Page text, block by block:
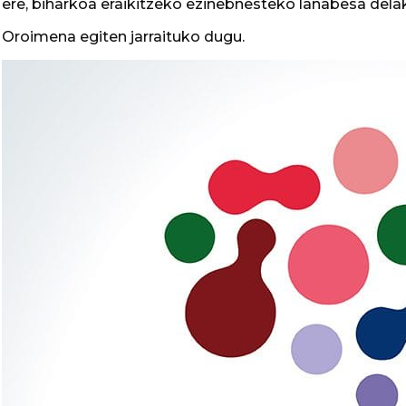
ere, biharkoa eraikitzeko ezinebnesteko lanabesa
Oroimena egiten jarraituko dugu.